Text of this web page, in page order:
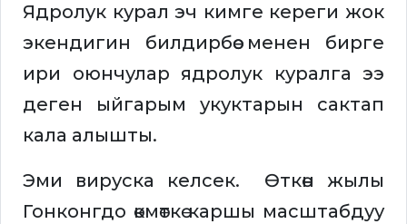
Ядролук курал эч кимге кереги жок
экендигин билдирбөө менен бирге
ири оюнчулар ядролук куралга ээ
деген ыйгарым укуктарын сактап
кала алышты.
Эми вируска келсек. Өткөн жылы
Гонконгдо өкмөткө каршы масштабдуу